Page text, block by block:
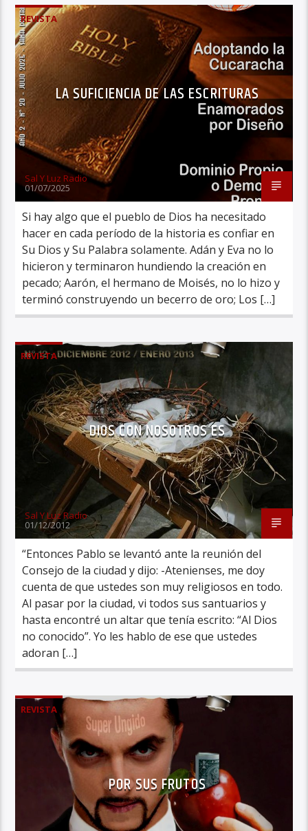
REVISTA
LA SUFICIENCIA DE LAS ESCRITURAS
Sal Y Luz Radio
01/07/2025
Si hay algo que el pueblo de Dios ha necesitado
hacer en cada período de la historia es confiar en
Su Dios y Su Palabra solamente. Adán y Eva no lo
hicieron y terminaron hundiendo la creación en
pecado; Aarón, el hermano de Moisés, no lo hizo y
terminó construyendo un becerro de oro; Los […]
REVISTA
DIOS CON NOSOTROS ES
Sal Y Luz Radio
01/12/2012
“Entonces Pablo se levantó ante la reunión del
Consejo de la ciudad y dijo: -Atenienses, me doy
cuenta de que ustedes son muy religiosos en todo.
Al pasar por la ciudad, vi todos sus santuarios y
hasta encontré un altar que tenía escrito: “Al Dios
no conocido”. Yo les hablo de ese que ustedes
adoran […]
REVISTA
POR SUS FRUTOS